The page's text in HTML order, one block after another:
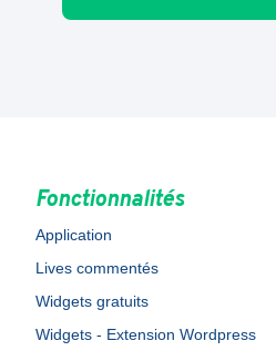
Fonctionnalités
Application
Lives commentés
Widgets gratuits
Widgets - Extension Wordpress